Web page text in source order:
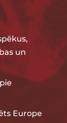
un
Europe